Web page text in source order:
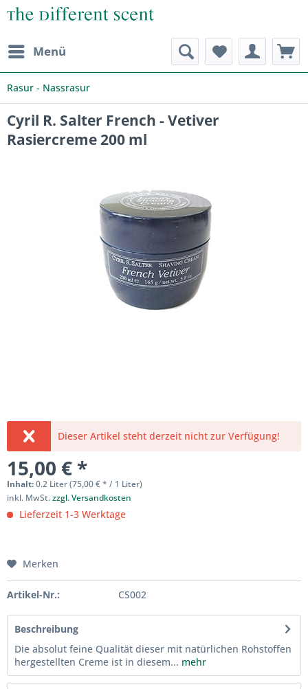
Menü
Rasur - Nassrasur
Cyril R. Salter French - Vetiver
Rasiercreme 200 ml
Dieser Artikel steht derzeit nicht zur Verfügung!
15,00 € *
Inhalt:0.2 Liter (75,00 € * / 1 Liter)
inkl. MwSt.zzgl. Versandkosten
Lieferzeit 1-3 Werktage
Merken
Artikel-Nr.: CS002
Beschreibung
Die absolut feine Qualität dieser mit natürlichen Rohstoffen
hergestellten Creme ist in diesem... mehr